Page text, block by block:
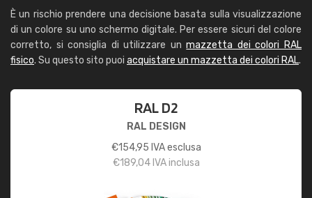
È un rischio prendere una decisione basata sulla visualizzazione
di un colore su uno schermo digitale. Per essere sicuri del colore
corretto, si consiglia di utilizzare unmazzetta dei colori RAL
fisico. Su questo sito puoi acquistare un mazzetta dei colori RAL.
RAL D2
RAL DESIGN
€154,95 IVA esclusa
€189,04IVA inclusa